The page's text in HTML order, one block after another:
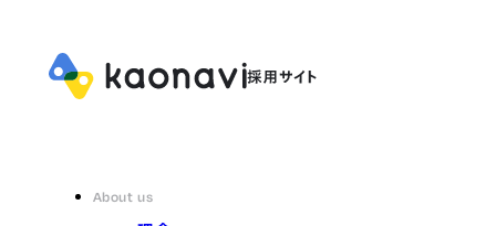
About us